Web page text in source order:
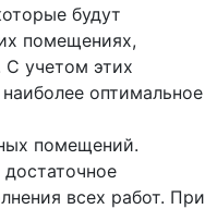
будут
помещениях,
учетом этих
оптимальное
помещений.
всех работ. При